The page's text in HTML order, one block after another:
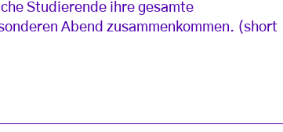
Studierende ihre gesamte
Abend zusammenkommen. (short